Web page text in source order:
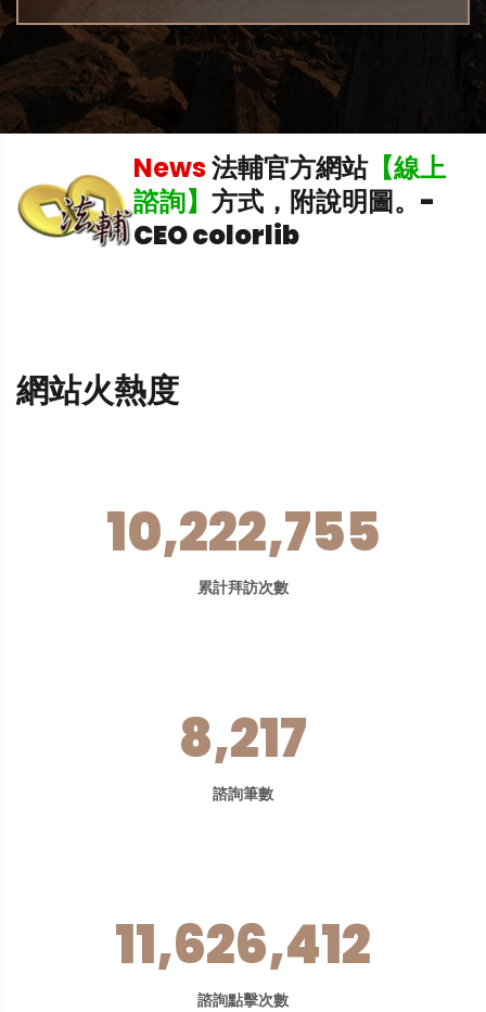
News法輔官方網站【線上
諮詢】 方式，附說明圖。 -
CEO colorlib
網站火熱度
10,222,755
累計拜訪次數
8,217
諮詢筆數
11,626,412
諮詢點擊次數